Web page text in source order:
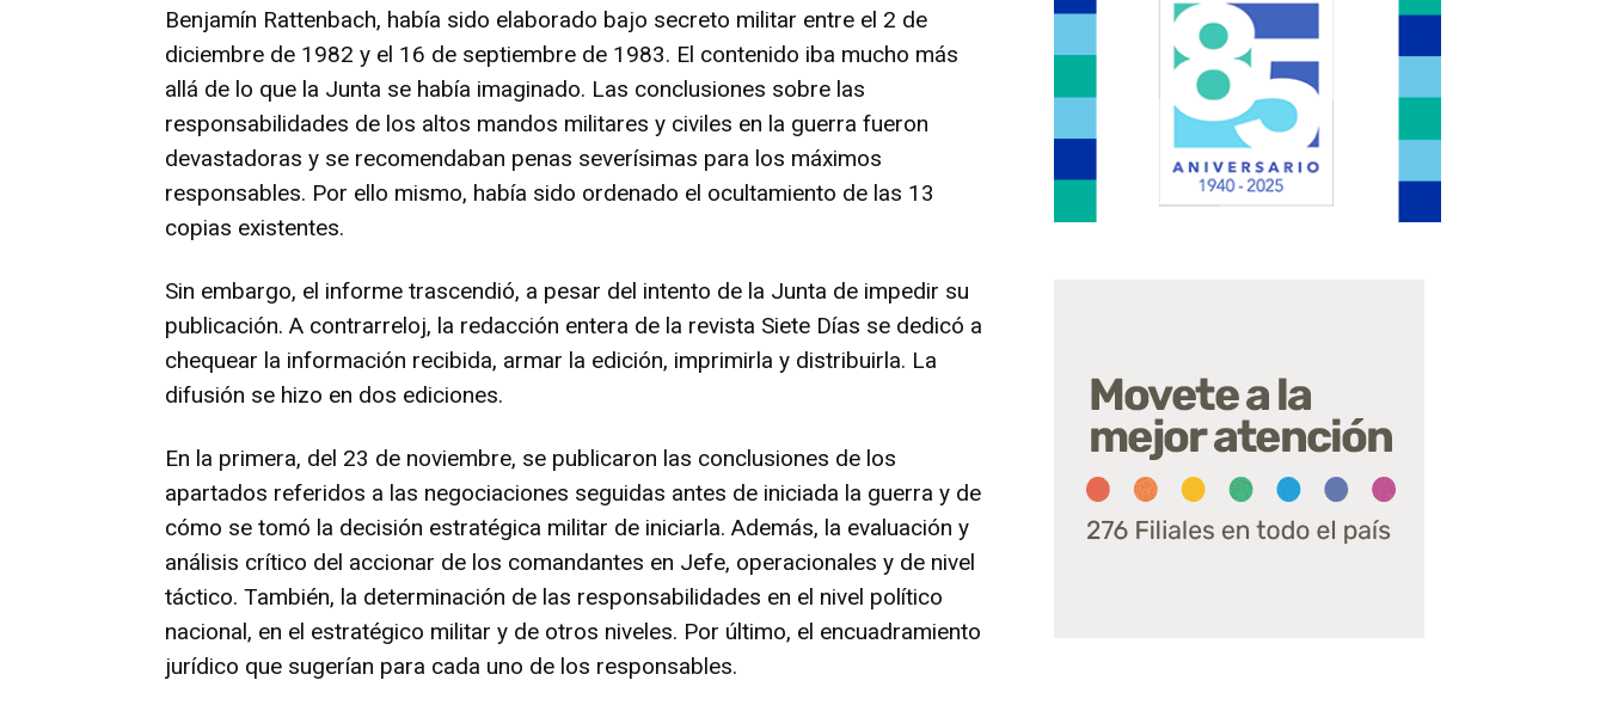
Benjamín Rattenbach, había sido elaborado bajo secreto militar entre el 2 de
diciembre de 1982 y el 16 de septiembre de 1983. El contenido iba mucho más
allá de lo que la Junta se había imaginado. Las conclusiones sobre las
responsabilidades de los altos mandos militares y civiles en la guerra fueron
devastadoras y se recomendaban penas severísimas para los máximos
responsables. Por ello mismo, había sido ordenado el ocultamiento de las 13
copias existentes.
Sin embargo, el informe trascendió, a pesar del intento de la Junta de impedir su
publicación. A contrarreloj, la redacción entera de la revista Siete Días se dedicó a
chequear la información recibida, armar la edición, imprimirla y distribuirla. La
difusión se hizo en dos ediciones.
En la primera, del 23 de noviembre, se publicaron las conclusiones de los
apartados referidos a las negociaciones seguidas antes de iniciada la guerra y de
cómo se tomó la decisión estratégica militar de iniciarla. Además, la evaluación y
análisis crítico del accionar de los comandantes en Jefe, operacionales y de nivel
táctico. También, la determinación de las responsabilidades en el nivel político
nacional, en el estratégico militar y de otros niveles. Por último, el encuadramiento
jurídico que sugerían para cada uno de los responsables.